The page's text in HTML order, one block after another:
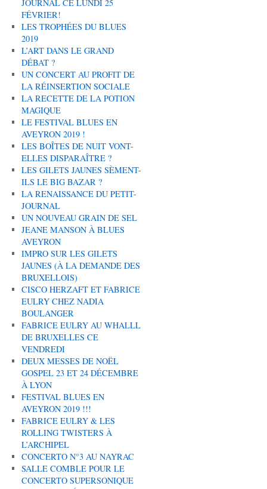
JOURNAL CE LUNDI 25
FÉVRIER!
LES TROPHÉES DU BLUES
2019
L’ART DANS LE GRAND
DÉBAT ?
UN CONCERT AU PROFIT DE
LA RÉINSERTION SOCIALE
LA RECETTE DE LA POTION
MAGIQUE
LE FESTIVAL BLUES EN
AVEYRON 2019 !
LES BOÎTES DE NUIT VONT-
ELLES DISPARAÎTRE ?
LES GILETS JAUNES SÈMENT-
ILS LE BIG BAZAR ?
LA RENAISSANCE DU PETIT-
JOURNAL
UN NOUVEAU GRAIN DE SEL
JEANE MANSON À BLUES
AVEYRON
IMPRO SUR LES GILETS
JAUNES (À LA DEMANDE DES
BRUXELLOIS)
CISCO HERZAFT ET FABRICE
EULRY CHEZ NADIA
BOULANGER
FABRICE EULRY AU WHALLL
DE BRUXELLES CE
VENDREDI
DEUX MESSES DE NOËL
GOSPEL 23 ET 24 DÉCEMBRE
À LYON
FESTIVAL BLUES EN
AVEYRON 2019 !!!
FABRICE EULRY & LES
ROLLING TWISTERS À
L’ARCHIPEL
CONCERTO N°3 AU NAYRAC
SALLE COMBLE POUR LE
CONCERTO SUPERSONIQUE